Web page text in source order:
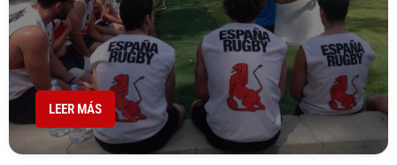
LEER MÁS